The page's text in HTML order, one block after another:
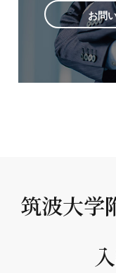
お問
筑波大学